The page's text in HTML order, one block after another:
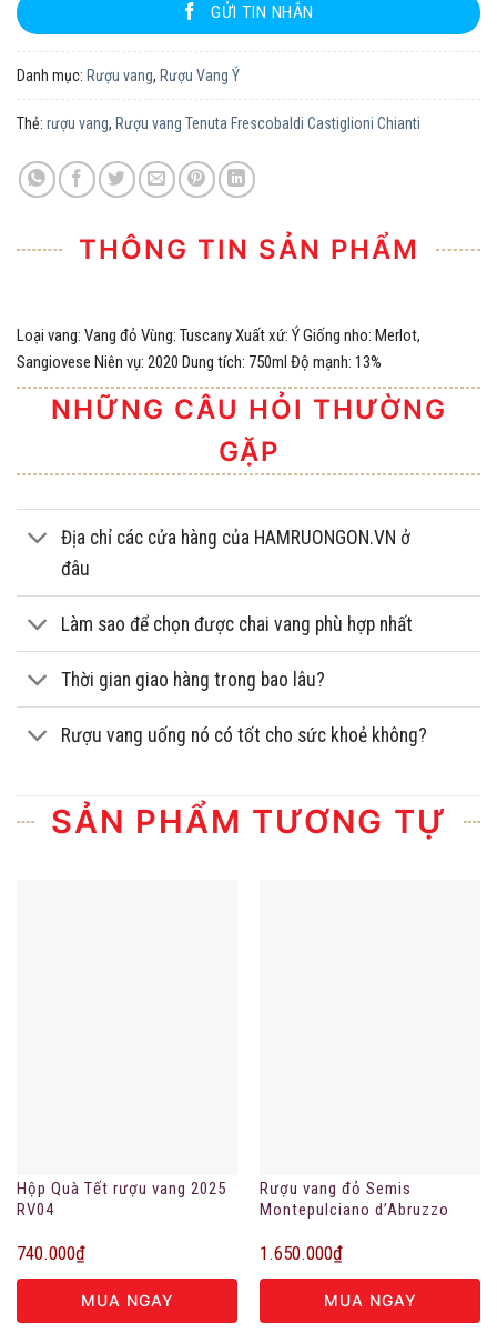
GỬI TIN NHẮN
Danh mục: Rượu vang, Rượu Vang Ý
Thẻ: rượu vang, Rượu vang Tenuta Frescobaldi Castiglioni Chianti
THÔNG TIN SẢN PHẨM
Loại vang: Vang đỏ Vùng: Tuscany Xuất xứ: Ý Giống nho: Merlot,
Sangiovese Niên vụ: 2020 Dung tích: 750ml Độ mạnh: 13%
NHỮNG CÂU HỎI THƯỜNG
GẶP
Địa chỉ các cửa hàng của HAMRUONGON.VN ở
đâu
Làm sao để chọn được chai vang phù hợp nhất
Thời gian giao hàng trong bao lâu?
Rượu vang uống nó có tốt cho sức khoẻ không?
SẢN PHẨM TƯƠNG TỰ
Hộp Quà Tết rượu vang 2025
RV04
740.000₫
MUA NGAY
Rượu vang đỏ Semis
Montepulciano d’Abruzzo
1.650.000₫
MUA NGAY